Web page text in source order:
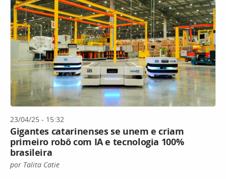
23/04/25 - 15:32
Gigantes catarinenses se unem e criam
primeiro robô com IA e tecnologia 100%
brasileira
por Talita Catie